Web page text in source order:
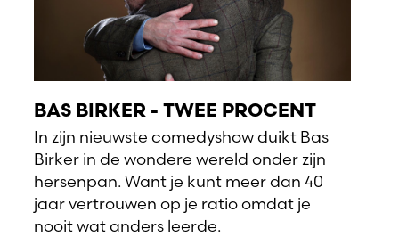
BAS BIRKER - TWEE PROCENT
In zijn nieuwste comedyshow duikt Bas
Birker in de wondere wereld onder zijn
hersenpan. Want je kunt meer dan 40
jaar vertrouwen op je ratio omdat je
nooit wat anders leerde.